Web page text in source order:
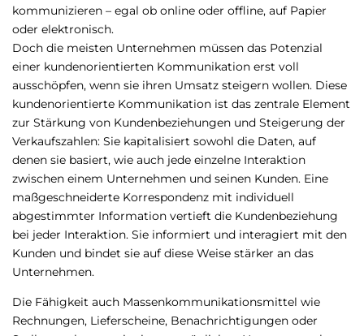
kommunizieren – egal ob online oder offline, auf Papier
oder elektronisch.
Doch die meisten Unternehmen müssen das Potenzial
einer kundenorientierten Kommunikation erst voll
ausschöpfen, wenn sie ihren Umsatz steigern wollen. Diese
kundenorientierte Kommunikation ist das zentrale Element
zur Stärkung von Kundenbeziehungen und Steigerung der
Verkaufszahlen: Sie kapitalisiert sowohl die Daten, auf
denen sie basiert, wie auch jede einzelne Interaktion
zwischen einem Unternehmen und seinen Kunden. Eine
maßgeschneiderte Korrespondenz mit individuell
abgestimmter Information vertieft die Kundenbeziehung
bei jeder Interaktion. Sie informiert und interagiert mit den
Kunden und bindet sie auf diese Weise stärker an das
Unternehmen.
Die Fähigkeit auch Massenkommunikationsmittel wie
Rechnungen, Lieferscheine, Benachrichtigungen oder